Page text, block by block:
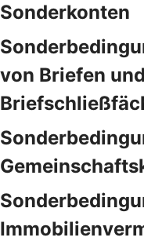
Sonderkonten
von Briefen